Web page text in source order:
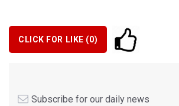
CLICK FOR LIKE (0)
Subscribe for our daily news